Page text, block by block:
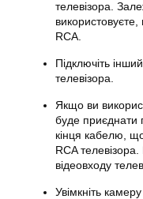
телевізора.
RCA.
Підключіть
телевізора.
Якщо ви
буде приєднати
кінця кабелю,
RCA телевізора.
відеовходу
Увімкніть